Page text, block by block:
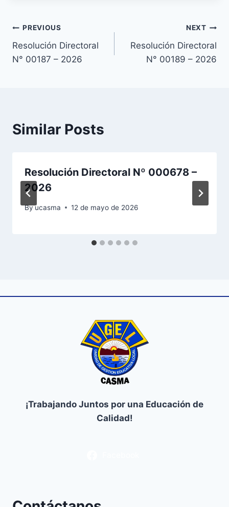
Navegación
de
PREVIOUS
Resolución Directoral
N° 00187 – 2026
NEXT
Resolución Directoral
N° 00189 – 2026
Similar Posts
Resolución Directoral Nº 000678 –
2026
Byucasma 12 de mayo de 2026
¡Trabajando Juntos por una Educación de
Calidad!